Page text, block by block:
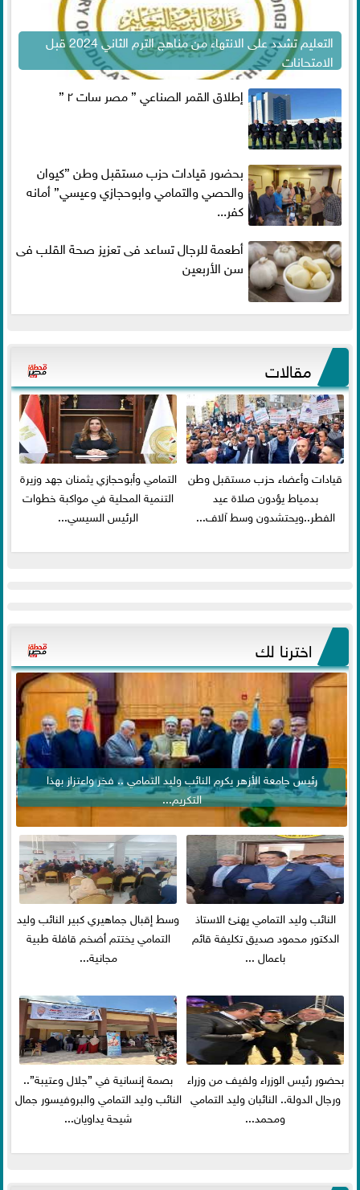
التعليم تشدد على الانتهاء من مناهج الترم الثاني 2024 قبل
الامتحانات
إطلاق القمر الصناعي ” مصر سات ٢ ”
بحضور قيادات حزب مستقبل وطن ”كيوان
والحصي والتمامي وابوحجازي وعيسي” أمانه
كفر...
أطعمة للرجال تساعد فى تعزيز صحة القلب فى
سن الأربعين
مقالات
قيادات وأعضاء حزب مستقبل وطن
بدمياط يؤدون صلاة عيد
الفطر..ويحتشدون وسط آلاف...
التمامي وأبوحجازي يثمنان جهد وزيرة
التنمية المحلية في مواكبة خطوات
الرئيس السيسي...
اخترنا لك
رئيس جامعة الأزهر يكرم النائب وليد التمامي .. فخر واعتزاز بهذا
التكريم...
النائب وليد التمامي يهنئ الاستاذ
الدكتور محمود صديق تكليفة قائم
باعمال ...
وسط إقبال جماهيري كبير النائب وليد
التمامي يختتم أضخم قافلة طبية
مجانية...
بحضور رئيس الوزراء ولفيف من وزراء
ورجال الدولة.. النائبان وليد التمامي
ومحمد...
بصمة إنسانية في ”جلال وعتيبة”..
النائب وليد التمامي والبروفيسور جمال
شيحة يداويان...